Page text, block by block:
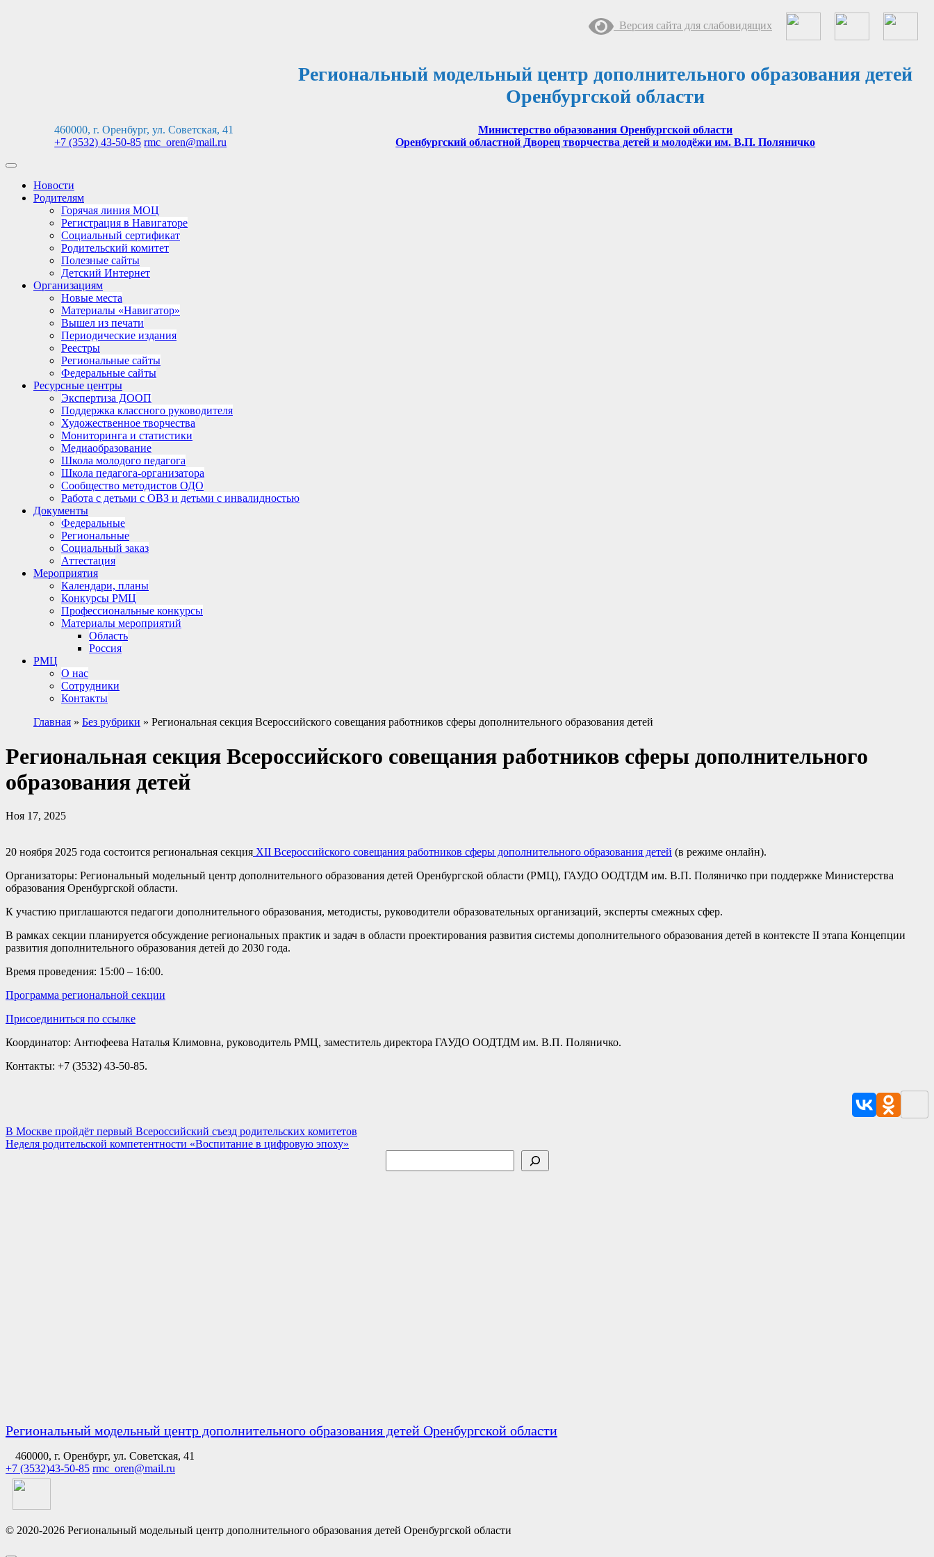
Версия сайта для слабовидящих
Региональный модельный центр дополнительного образования детей
Оренбургской области
460000, г. Оренбург, ул. Советская, 41
+7 (3532) 43-50-85 rmc_oren@mail.ru
Министерство образования Оренбургской области
Оренбургский областной Дворец творчества детей и молодёжи им. В.П. Поляничко
Новости
Родителям
Горячая линия МОЦ
Регистрация в Навигаторе
Социальный сертификат
Родительский комитет
Полезные сайты
Детский Интернет
Организациям
Новые места
Материалы «Навигатор»
Вышел из печати
Периодические издания
Реестры
Региональные сайты
Федеральные сайты
Ресурсные центры
Экспертиза ДООП
Поддержка классного руководителя
Художественное творчества
Мониторинга и статистики
Медиаобразование
Школа молодого педагога
Школа педагога-организатора
Сообщество методистов ОДО
Работа с детьми с ОВЗ и детьми с инвалидностью
Документы
Федеральные
Региональные
Социальный заказ
Аттестация
Мероприятия
Календари, планы
Конкурсы РМЦ
Профессиональные конкурсы
Материалы мероприятий
Область
Россия
РМЦ
О нас
Сотрудники
Контакты
Главная » Без рубрики » Региональная секция Всероссийского совещания работников сферы дополнительного образования детей
Региональная секция Всероссийского совещания работников сферы дополнительного
образования детей
Ноя 17, 2025
20 ноября 2025 года состоится региональная секция XII Всероссийского совещания работников сферы дополнительного образования детей (в режиме онлайн).
Организаторы: Региональный модельный центр дополнительного образования детей Оренбургской области (РМЦ), ГАУДО ООДТДМ им. В.П. Поляничко при поддержке Министерства
образования Оренбургской области.
К участию приглашаются педагоги дополнительного образования, методисты, руководители образовательных организаций, эксперты смежных сфер.
В рамках секции планируется обсуждение региональных практик и задач в области проектирования развития системы дополнительного образования детей в контексте II этапа Концепции
развития дополнительного образования детей до 2030 года.
Время проведения: 15:00 – 16:00.
Программа региональной секции
Присоединиться по ссылке
Координатор: Антюфеева Наталья Климовна, руководитель РМЦ, заместитель директора ГАУДО ООДТДМ им. В.П. Поляничко.
Контакты: +7 (3532) 43-50-85.
Навигация
по
В Москве пройдёт первый Всероссийский съезд родительских комитетов
Неделя родительской компетентности «Воспитание в цифровую эпоху»
Региональный модельный центр дополнительного образования детей Оренбургской области
460000, г. Оренбург, ул. Советская, 41
+7 (3532)43-50-85 rmc_oren@mail.ru
© 2020-2026 Региональный модельный центр дополнительного образования детей Оренбургской области